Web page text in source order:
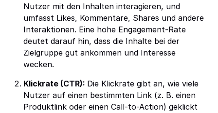
Nutzer mit den Inhalten interagieren, und
umfasst Likes, Kommentare, Shares und andere
Interaktionen. Eine hohe Engagement-Rate
deutet darauf hin, dass die Inhalte bei der
Zielgruppe gut ankommen und Interesse
wecken.
Klickrate (CTR): Die Klickrate gibt an, wie viele
Nutzer auf einen bestimmten Link (z. B. einen
Produktlink oder einen Call-to-Action) geklickt